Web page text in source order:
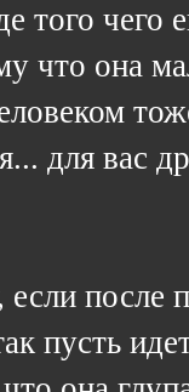
того чего
что она
для вас
если после
пусть